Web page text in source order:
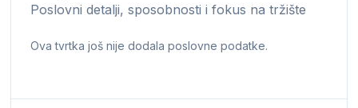
Poslovni detalji, sposobnosti i fokus na tržište
Ova tvrtka još nije dodala poslovne podatke.